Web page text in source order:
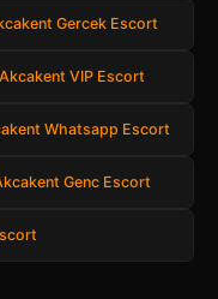
Gercek Escort
Akcakent VIP Escort
Whatsapp Escort
Genc Escort